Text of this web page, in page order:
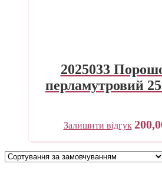
2025033
перламутровий
Залишити відгук